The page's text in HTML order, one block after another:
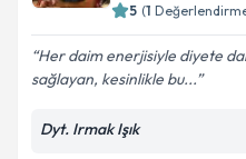
Kişisel verilerimin
5 (1
Her daim enerjisiyle diyete
sağlayan, kesinlikle bu...
Dyt. Irmak Işık